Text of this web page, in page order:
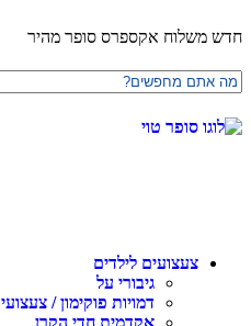
חדש משלוח אקספרס סופר מהיר
צעצועים לילדים
גיבורי על
דמויות פוקימון / צעצועי POKEMON
אקדמית חדי הקרן